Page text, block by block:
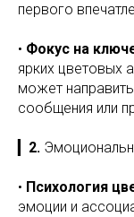
первого
• Фокус на
ярких цветовых
может
сообщения или
2.
• Психология
эмоции и